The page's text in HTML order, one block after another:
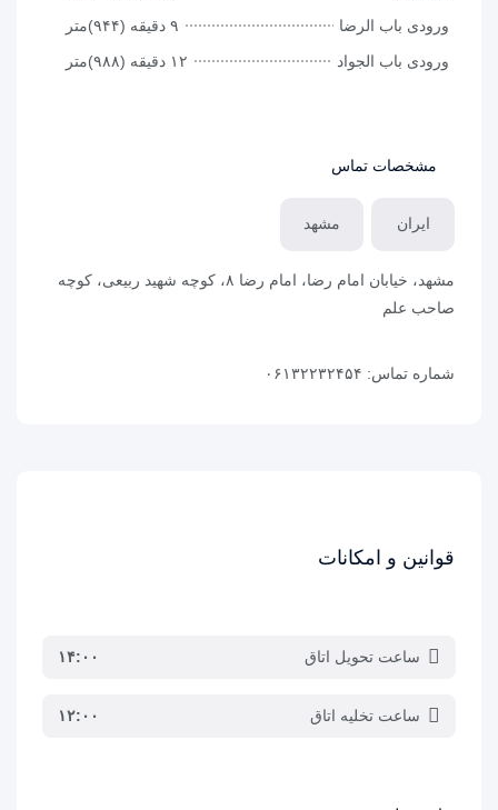
ورودی باب الرضا
۹ دقیقه (۹۴۴)متر
ورودی باب الجواد
۱۲ دقیقه (۹۸۸)متر
مشخصات تماس
ایران مشهد
مشهد، خیابان امام رضا، امام رضا ۸، کوچه شهيد ربیعی، کوچه
صاحب علم
شماره تماس: ۰۶۱۳۲۲۳۲۴۵۴
قوانین و امکانات
ساعت تحویل اتاق ۱۴:۰۰
ساعت تخلیه اتاق ۱۲:۰۰